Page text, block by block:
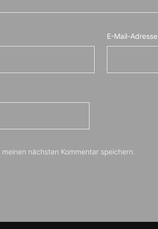
E-Mail-Adresse
nächsten Kommentar speichern.